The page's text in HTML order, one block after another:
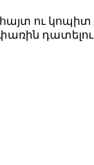
ու կոպիտ
դատելու